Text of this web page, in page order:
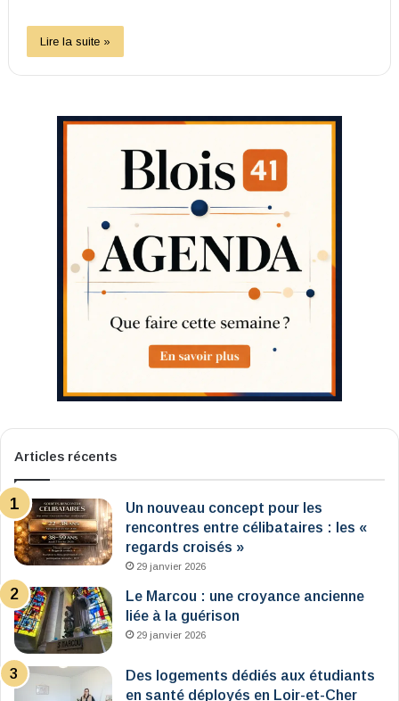
Lire la suite »
Articles récents
Un nouveau concept pour les
rencontres entre célibataires : les «
regards croisés »
29 janvier 2026
Le Marcou : une croyance ancienne
liée à la guérison
29 janvier 2026
Des logements dédiés aux étudiants
en santé déployés en Loir-et-Cher